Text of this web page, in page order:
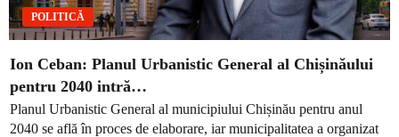
POLITICĂ
Ion Ceban: Planul Urbanistic General al Chișinăului
pentru 2040 intră…
Planul Urbanistic General al municipiului Chișinău pentru anul
2040 se află în proces de elaborare, iar municipalitatea a organizat